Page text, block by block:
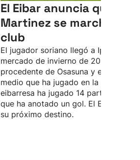
El Eibar anuncia que Javi
Martinez se marcha del
club
El jugador soriano llegó a Ipurua en el
mercado de invierno de 2025
procedente de Osasuna y en el año y
medio que ha jugado en la entidad
eibarresa ha jugado 14 partidos, en
que ha anotado un gol. El Eldense
su próximo destino.